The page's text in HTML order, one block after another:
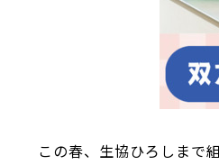
この春、生協ひろしまで